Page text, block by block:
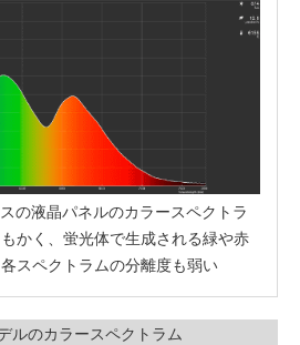
の液晶パネルのカラースペクトラ
かく、蛍光体で生成される緑や赤
スペクトラムの分離度も弱い
ルのカラースペクトラム